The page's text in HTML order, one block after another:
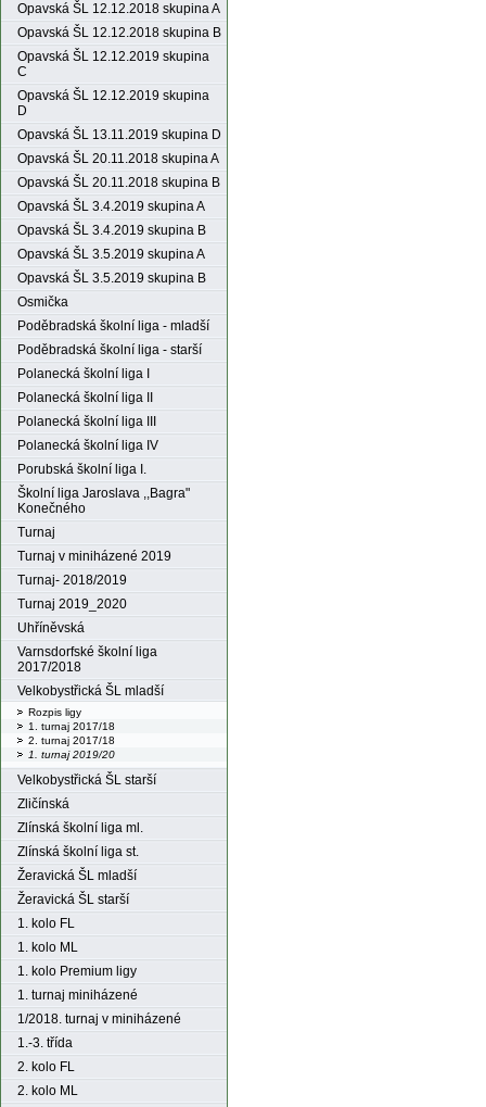
Opavská ŠL 12.12.2018 skupina A
Opavská ŠL 12.12.2018 skupina B
Opavská ŠL 12.12.2019 skupina
C
Opavská ŠL 12.12.2019 skupina
D
Opavská ŠL 13.11.2019 skupina D
Opavská ŠL 20.11.2018 skupina A
Opavská ŠL 20.11.2018 skupina B
Opavská ŠL 3.4.2019 skupina A
Opavská ŠL 3.4.2019 skupina B
Opavská ŠL 3.5.2019 skupina A
Opavská ŠL 3.5.2019 skupina B
Osmička
Poděbradská školní liga - mladší
Poděbradská školní liga - starší
Polanecká školní liga I
Polanecká školní liga II
Polanecká školní liga III
Polanecká školní liga IV
Porubská školní liga I.
Školní liga Jaroslava ,,Bagra"
Konečného
Turnaj
Turnaj v miniházené 2019
Turnaj- 2018/2019
Turnaj 2019_2020
Uhříněvská
Varnsdorfské školní liga
2017/2018
Velkobystřická ŠL mladší
Rozpis ligy
1. turnaj 2017/18
2. turnaj 2017/18
1. turnaj 2019/20
Velkobystřická ŠL starší
Zličínská
Zlínská školní liga ml.
Zlínská školní liga st.
Žeravická ŠL mladší
Žeravická ŠL starší
1. kolo FL
1. kolo ML
1. kolo Premium ligy
1. turnaj miniházené
1/2018. turnaj v miniházené
1.-3. třída
2. kolo FL
2. kolo ML